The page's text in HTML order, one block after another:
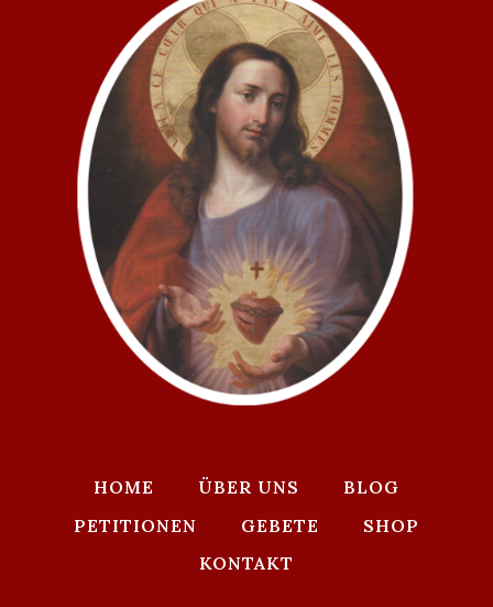
HOME ÜBER UNS
BLOG
PETITIONEN
GEBETE
SHOP
KONTAKT